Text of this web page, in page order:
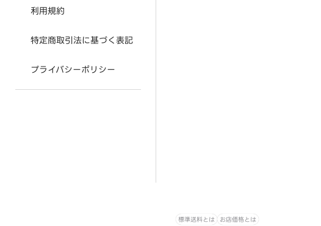
利用規約
特定商取引法に基づく表記
プライバシーポリシー
標準送料とは お店価格とは